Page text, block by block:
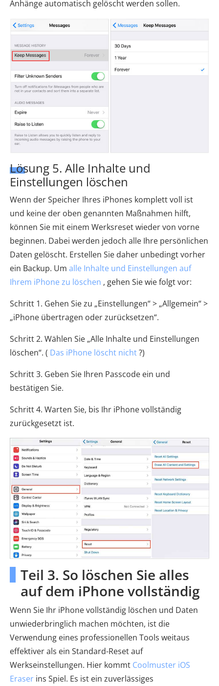
Anhänge automatisch gelöscht werden sollen.
Lösung 5. Alle Inhalte und
Einstellungen löschen
Wenn der Speicher Ihres iPhones komplett voll ist
und keine der oben genannten Maßnahmen hilft,
können Sie mit einem Werksreset wieder von vorne
beginnen. Dabei werden jedoch alle Ihre persönlichen
Daten gelöscht. Erstellen Sie daher unbedingt vorher
ein Backup. Um alle Inhalte und Einstellungen auf
Ihrem iPhone zu löschen , gehen Sie wie folgt vor:
Schritt 1. Gehen Sie zu „Einstellungen“ > „Allgemein“ >
„iPhone übertragen oder zurücksetzen“.
Schritt 2. Wählen Sie „Alle Inhalte und Einstellungen
löschen“. ( Das iPhone löscht nicht?)
Schritt 3. Geben Sie Ihren Passcode ein und
bestätigen Sie.
Schritt 4. Warten Sie, bis Ihr iPhone vollständig
zurückgesetzt ist.
Teil 3. So löschen Sie alles
auf dem iPhone vollständig
Wenn Sie Ihr iPhone vollständig löschen und Daten
unwiederbringlich machen möchten, ist die
Verwendung eines professionellen Tools weitaus
effektiver als ein Standard-Reset auf
Werkseinstellungen. Hier kommt Coolmuster iOS
Eraser ins Spiel. Es ist ein zuverlässiges